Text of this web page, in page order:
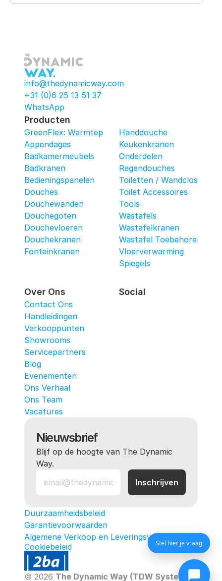
info@thedynamicway.com
+31 (0)6 25 13 51 37
WhatsApp
Producten
GreenFlex: Warmtepomop-Box
Appendages
Badkamermeubels
Badkranen
Bedieningspanelen
Douches
Douchewanden
Douchegoten
Douchevloeren
Douchekranen
Fonteinkranen
Handdouche
Keukenkranen
Onderdelen
Regendouches
Toiletten / Wandcloset
Toilet Accessoires
Tools
Wastafels
Wastafelkranen
Wastafel Toebehoren
Vloerverwarming
Spiegels
Over Ons
Contact Ons
Handleidingen
Verkooppunten
Showrooms
Servicepartners
Blog
Evenementen
Ons Verhaal
Ons Team
Vacatures
Social
Nieuwsbrief
Blijf op de hoogte van The Dynamic
Way.
Duurzaamheidsbeleid
Garantievoorwaarden
Algemene Verkoop en Leveringsvoorwaarden
Cookiebeleid
© 2026 The Dynamic Way (TDW Systems). All
Stel hier je vraag